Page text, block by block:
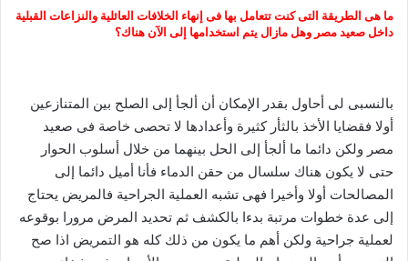
ما هى الطريقة التى كنت تتعامل بها فى إنهاء الخلافات العائلية والنزاعات القبلية
داخل صعيد مصر وهل مازال يتم استخدامها إلى الآن هناك؟
بالنسبى لى أحاول بقدر الإمكان أن ألجأ إلى الصلح بين المتنازعين
أولا فقضايا الأخذ بالثأر كثيرة وأعدادها لا تحصى خاصة فى صعيد
مصر ولكن دائما ما ألجأ إلى الحل بينهما من خلال أسلوب الحوار
حتى لا يكون هناك سلسال من حقن الدماء فأنا أميل دائما إلى
المصالحات أولا وأخيرا فهى تشبه العملية الجراحية فالمريض يحتاج
إلى عدة خطوات مرتبة بدءا بالكشف ثم تحديد المرض مرورا بوقوعه
لعملية جراحية ولكن أهم ما يكون من ذلك كله هو التمريض اذا صح